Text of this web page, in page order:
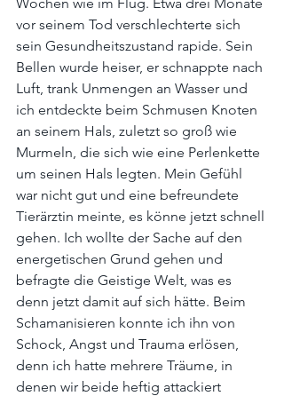
vor seinem Tod verschlechterte sich
sein Gesundheitszustand rapide. Sein
Bellen wurde heiser, er schnappte nach
Luft, trank Unmengen an Wasser und
ich entdeckte beim Schmusen Knoten
an seinem Hals, zuletzt so groß wie
Murmeln, die sich wie eine Perlenkette
um seinen Hals legten. Mein Gefühl
war nicht gut und eine befreundete
Tierärztin meinte, es könne jetzt schnell
gehen. Ich wollte der Sache auf den
energetischen Grund gehen und
befragte die Geistige Welt, was es
denn jetzt damit auf sich hätte. Beim
Schamanisieren konnte ich ihn von
Schock, Angst und Trauma erlösen,
denn ich hatte mehrere Träume, in
denen wir beide heftig attackiert